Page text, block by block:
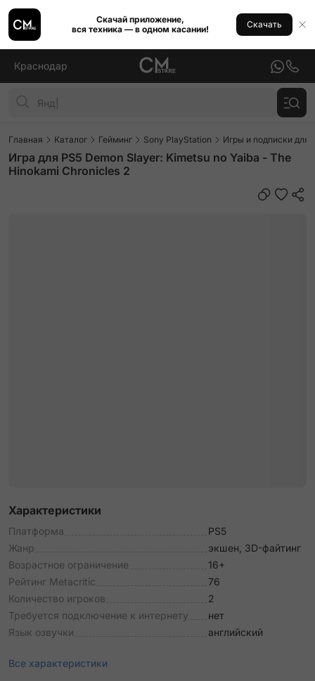
Скачай приложение,
вся техника — в одном касании!
Скачать
Краснодар
Главная Каталог Гейминг Sony PlayStation Игры и подписки для
Игра для PS5 Demon Slayer: Kimetsu no Yaiba - The
Hinokami Chronicles 2
Характеристики
Платформа
PS5
Жанр
экшен, 3D-файтинг
Возрастное ограничение
16+
Рейтинг Metacritic
76
Количество игроков
2
Требуется подключение к интернету
нет
Язык озвучки
английский
Все характеристики